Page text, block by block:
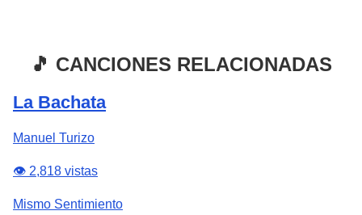
🎵 CANCIONES RELACIONADAS
La Bachata
Manuel Turizo
👁️ 2,818 vistas
Mismo Sentimiento